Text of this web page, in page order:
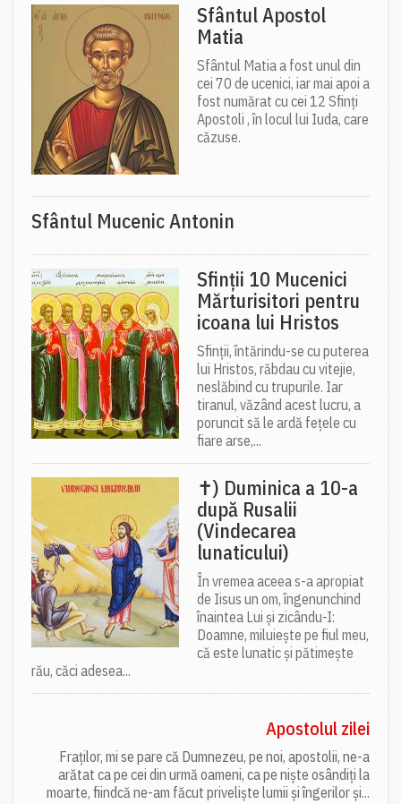
Sfântul Apostol
Matia
Sfântul Matia a fost unul din
cei 70 de ucenici, iar mai apoi a
fost numărat cu cei 12 Sfinți
Apostoli , în locul lui Iuda, care
căzuse.
Sfântul Mucenic Antonin
Sfinții 10 Mucenici
Mărturisitori pentru
icoana lui Hristos
Sfinții, întărindu-se cu puterea
lui Hristos, răbdau cu vitejie,
neslăbind cu trupurile. Iar
tiranul, văzând acest lucru, a
poruncit să le ardă fețele cu
fiare arse,...
✝) Duminica a 10-a
după Rusalii
(Vindecarea
lunaticului)
În vremea aceea s-a apropiat
de Iisus un om, îngenunchind
înaintea Lui și zicându-I:
Doamne, miluiește pe fiul meu,
că este lunatic și pătimește
rău, căci adesea...
Apostolul zilei
Fraților, mi se pare că Dumnezeu, pe noi, apostolii, ne-a
arătat ca pe cei din urmă oameni, ca pe niște osândiți la
moarte, fiindcă ne-am făcut priveliște lumii și îngerilor și...